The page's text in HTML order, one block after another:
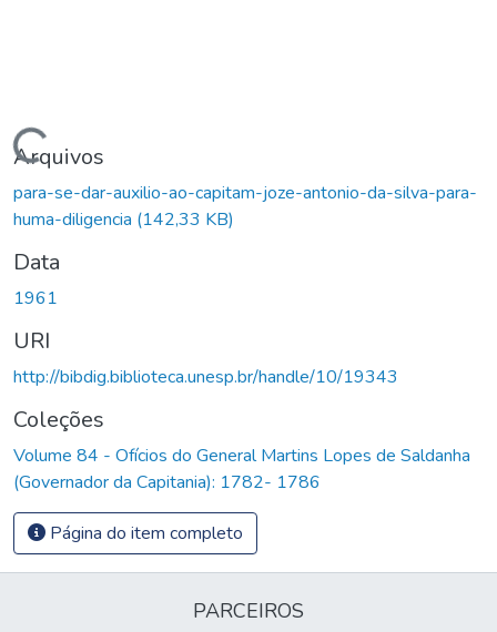
Carregando...
Arquivos
para-se-dar-auxilio-ao-capitam-joze-antonio-da-silva-para-
huma-diligencia (142,33 KB)
Data
1961
URI
http://bibdig.biblioteca.unesp.br/handle/10/19343
Coleções
Volume 84 - Ofícios do General Martins Lopes de Saldanha
(Governador da Capitania): 1782- 1786
Página do item completo
PARCEIROS